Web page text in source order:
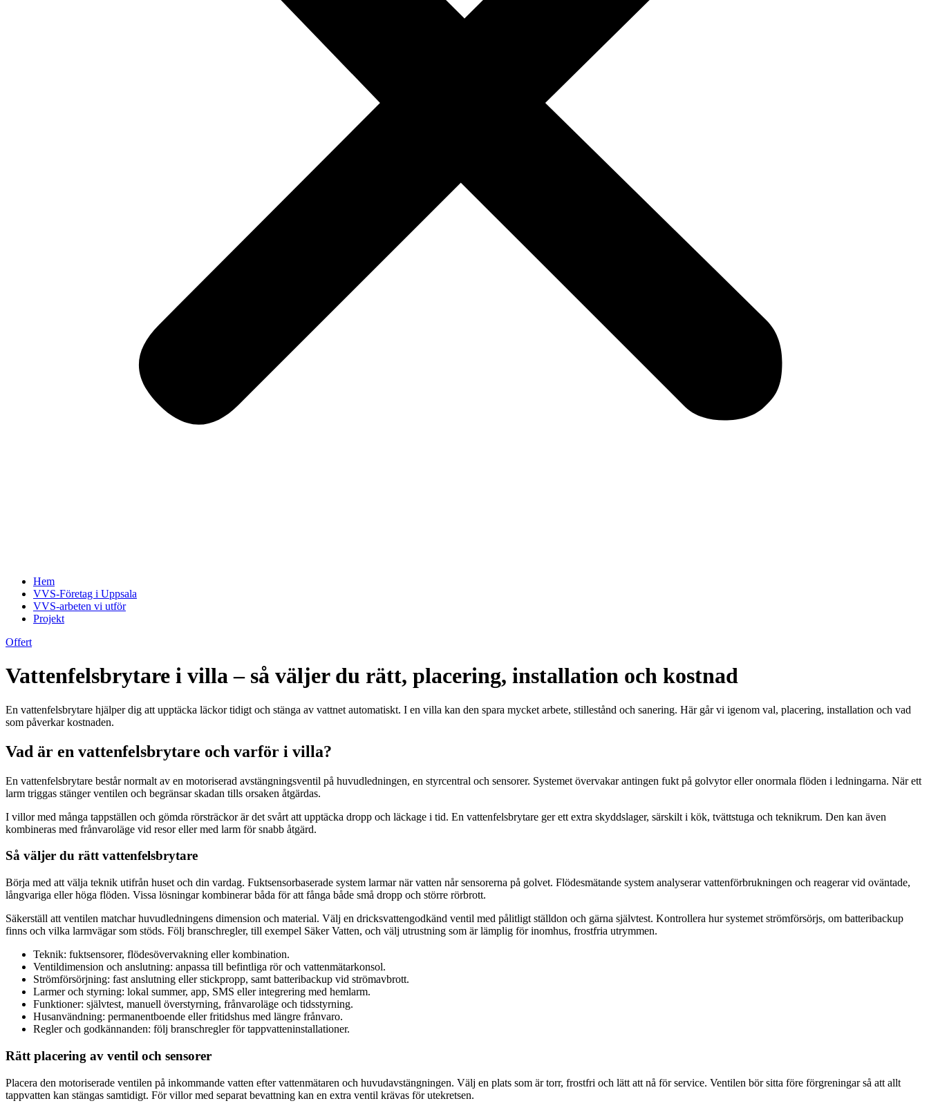
Hem
VVS-Företag i Uppsala
VVS-arbeten vi utför
Projekt
Offert
Vattenfelsbrytare i villa – så väljer du rätt, placering, installation och kostnad
En vattenfelsbrytare hjälper dig att upptäcka läckor tidigt och stänga av vattnet automatiskt. I en villa kan den spara mycket arbete, stillestånd och sanering. Här går vi igenom val, placering, installation och vad
som påverkar kostnaden.
Vad är en vattenfelsbrytare och varför i villa?
En vattenfelsbrytare består normalt av en motoriserad avstängningsventil på huvudledningen, en styrcentral och sensorer. Systemet övervakar antingen fukt på golvytor eller onormala flöden i ledningarna. När ett
larm triggas stänger ventilen och begränsar skadan tills orsaken åtgärdas.
I villor med många tappställen och gömda rörsträckor är det svårt att upptäcka dropp och läckage i tid. En vattenfelsbrytare ger ett extra skyddslager, särskilt i kök, tvättstuga och teknikrum. Den kan även
kombineras med frånvaroläge vid resor eller med larm för snabb åtgärd.
Så väljer du rätt vattenfelsbrytare
Börja med att välja teknik utifrån huset och din vardag. Fuktsensorbaserade system larmar när vatten når sensorerna på golvet. Flödesmätande system analyserar vattenförbrukningen och reagerar vid oväntade,
långvariga eller höga flöden. Vissa lösningar kombinerar båda för att fånga både små dropp och större rörbrott.
Säkerställ att ventilen matchar huvudledningens dimension och material. Välj en dricksvattengodkänd ventil med pålitligt ställdon och gärna självtest. Kontrollera hur systemet strömförsörjs, om batteribackup
finns och vilka larmvägar som stöds. Följ branschregler, till exempel Säker Vatten, och välj utrustning som är lämplig för inomhus, frostfria utrymmen.
Teknik: fuktsensorer, flödesövervakning eller kombination.
Ventildimension och anslutning: anpassa till befintliga rör och vattenmätarkonsol.
Strömförsörjning: fast anslutning eller stickpropp, samt batteribackup vid strömavbrott.
Larmer och styrning: lokal summer, app, SMS eller integrering med hemlarm.
Funktioner: självtest, manuell överstyrning, frånvaroläge och tidsstyrning.
Husanvändning: permanentboende eller fritidshus med längre frånvaro.
Regler och godkännanden: följ branschregler för tappvatteninstallationer.
Rätt placering av ventil och sensorer
Placera den motoriserade ventilen på inkommande vatten efter vattenmätaren och huvudavstängningen. Välj en plats som är torr, frostfri och lätt att nå för service. Ventilen bör sitta före förgreningar så att allt
tappvatten kan stängas samtidigt. För villor med separat bevattning kan en extra ventil krävas för utekretsen.